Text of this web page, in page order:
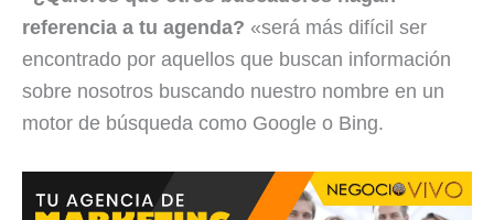
referencia a tu agenda? «será más difícil ser
encontrado por aquellos que buscan información
sobre nosotros buscando nuestro nombre en un
motor de búsqueda como Google o Bing.